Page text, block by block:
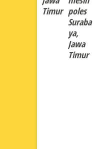
Timur poles
Suraba
ya,
Jawa
Timur